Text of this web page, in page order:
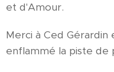
et d'Amour.
Merci à Ced
enflammé la piste de